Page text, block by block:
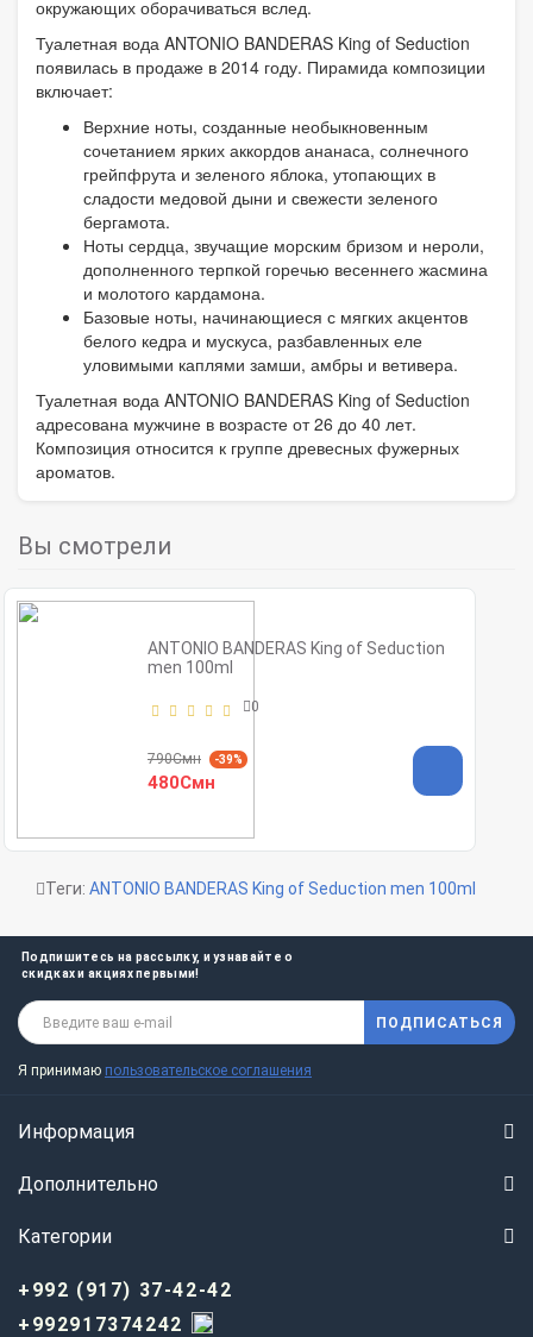
окружающих оборачиваться вслед.
Туалетная вода ANTONIO BANDERAS King of Seduction
появилась в продаже в 2014 году. Пирамида композиции
включает:
Верхние ноты, созданные необыкновенным
сочетанием ярких аккордов ананаса, солнечного
грейпфрута и зеленого яблока, утопающих в
сладости медовой дыни и свежести зеленого
бергамота.
Ноты сердца, звучащие морским бризом и нероли,
дополненного терпкой горечью весеннего жасмина
и молотого кардамона.
Базовые ноты, начинающиеся с мягких акцентов
белого кедра и мускуса, разбавленных еле
уловимыми каплями замши, амбры и ветивера.
Туалетная вода ANTONIO BANDERAS King of Seduction
адресована мужчине в возрасте от 26 до 40 лет.
Композиция относится к группе древесных фужерных
ароматов.
Вы смотрели
ANTONIO BANDERAS King of Seduction
men 100ml
0
790Смн -39%
480Смн
Теги: ANTONIO BANDERAS King of Seduction men 100ml
Подпишитесь на рассылку, и узнавайте о
скидках и акциях первыми!
ПОДПИСАТЬСЯ
Я принимаю пользовательское соглашения
Информация
Дополнительно
Категории
+992 (917) 37-42-42
+992917374242